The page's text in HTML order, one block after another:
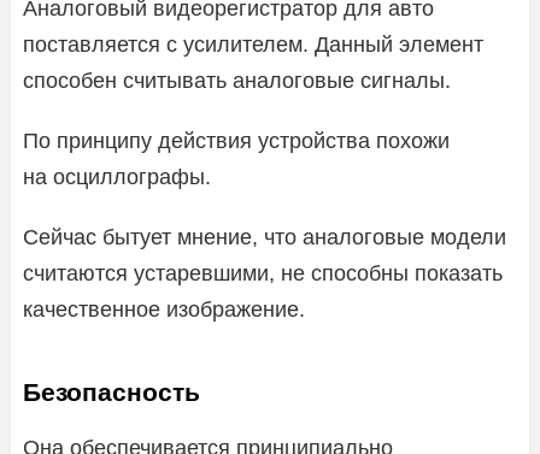
Аналоговый видеорегистратор для авто
поставляется с усилителем. Данный элемент
способен считывать аналоговые сигналы.
По принципу действия устройства похожи
на осциллографы.
Сейчас бытует мнение, что аналоговые модели
считаются устаревшими, не способны показать
качественное изображение.
Безопасность
Она обеспечивается принципиально